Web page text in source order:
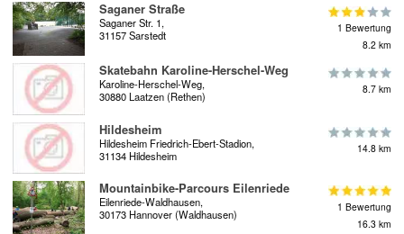
Saganer Straße
Saganer Str. 1,
31157 Sarstedt
1 Bewertung
8.2 km
Skatebahn Karoline-Herschel-Weg
Karoline-Herschel-Weg,
30880 Laatzen (Rethen)
8.7 km
Hildesheim
Hildesheim Friedrich-Ebert-Stadion,
31134 Hildesheim
14.8 km
Mountainbike-Parcours Eilenriede
Eilenriede-Waldhausen,
30173 Hannover (Waldhausen)
1 Bewertung
16.3 km